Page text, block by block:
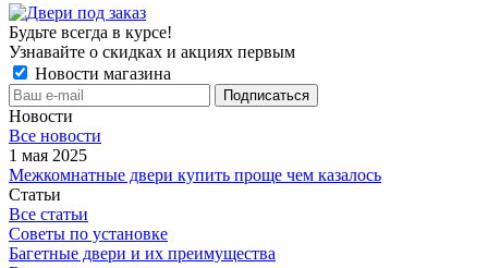
Будьте всегда в курсе!
Узнавайте о скидках и акциях первым
Новости магазина
Новости
Все новости
1 мая 2025
Межкомнатные двери купить проще чем казалось
Статьи
Все статьи
Советы по установке
Багетные двери и их преимущества